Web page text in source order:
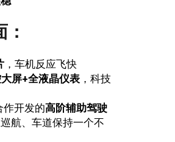
，车机反应飞快
屏+全液晶仪表 ，科技
开发的高阶辅助驾驶
航、车道保持一个不